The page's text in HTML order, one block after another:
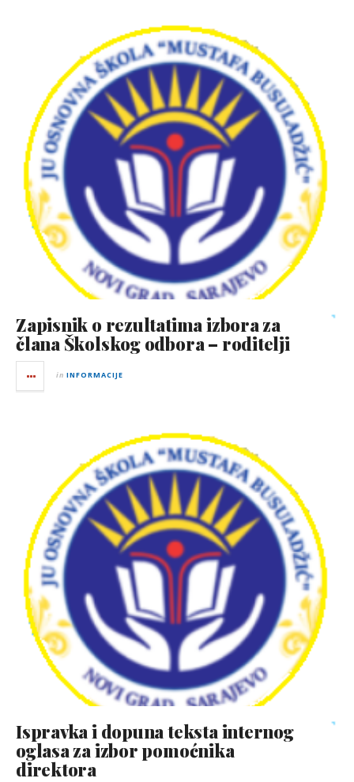
Zapisnik o rezultatima izbora za
člana Školskog odbora – roditelji
in INFORMACIJE
Ispravka i dopuna teksta internog
oglasa za izbor pomoćnika
direktora